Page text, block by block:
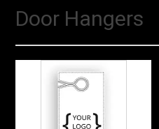
Door Hangers